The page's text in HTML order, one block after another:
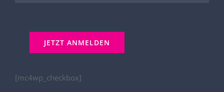
[mc4wp_checkbox]